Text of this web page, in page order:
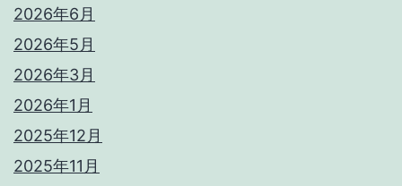
2026年6月
2026年5月
2026年3月
2026年1月
2025年12月
2025年11月